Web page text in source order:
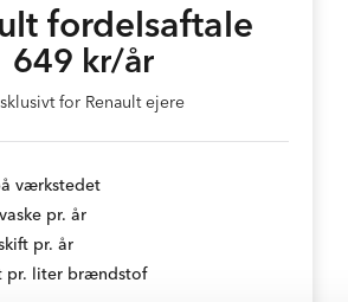
fordelsaftale
649 kr/år
for Renault ejere
værkstedet
pr. år
pr. år
pr. liter brændstof